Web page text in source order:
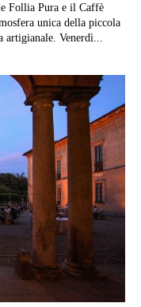
Follia Pura e il Caffè
unica della piccola
Versailles milanese sorseggiando ottima birra artigianale. Venerdì...